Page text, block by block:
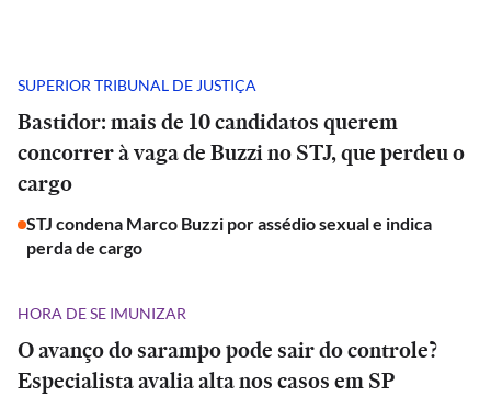
SUPERIOR TRIBUNAL DE JUSTIÇA
Bastidor: mais de 10 candidatos querem
concorrer à vaga de Buzzi no STJ, que perdeu o
cargo
STJ condena Marco Buzzi por assédio sexual e indica
perda de cargo
HORA DE SE IMUNIZAR
O avanço do sarampo pode sair do controle?
Especialista avalia alta nos casos em SP